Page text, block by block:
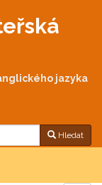
jazyka
Hledat